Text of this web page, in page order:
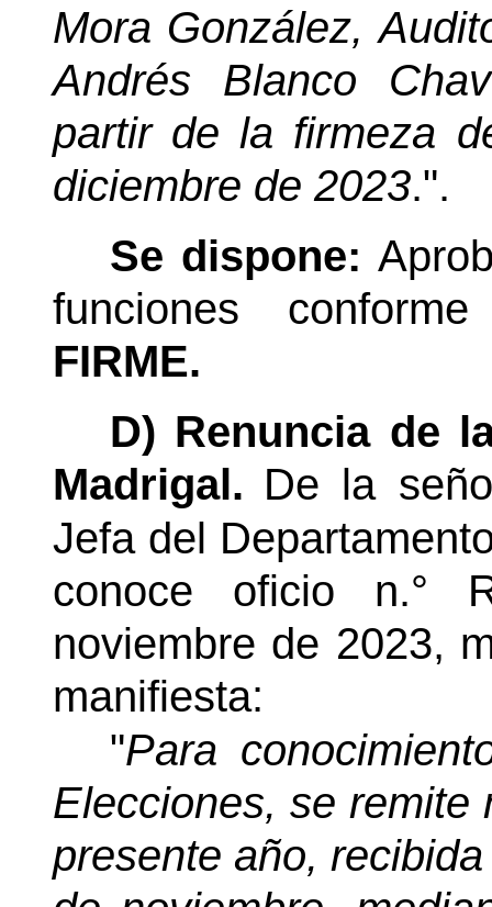
Mora González,
Andrés Blanco
partir de la firmeza
diciembre de 2023.".
Se dispone:
funciones
FIRME.
D) Renuncia de
Madrigal. De la
Jefadel
conoce oficio n.°
noviembre de 2023,
manifiesta:
"Para
Elecciones, se remite
presente año,